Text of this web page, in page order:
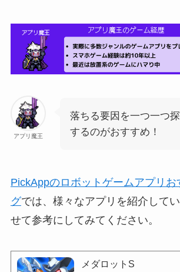
アプリ魔王
落ちる要因を一つ一つ
するのがおすすめ！
PickAppのロボットゲームアプリお
グでは、様々なアプリを紹介して
せて参考にしてみてください。
メダロットS